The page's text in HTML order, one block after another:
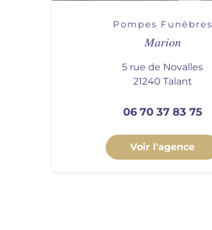
Pompes Funèbres
Marion
5 rue de Novalles
21240 Talant
06 70 37 83 75
Voir l'agence